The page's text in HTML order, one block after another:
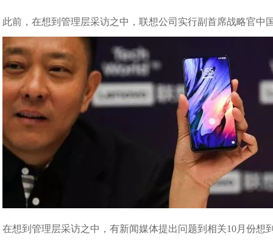
此前，在想到管理层采访之中，联想公司实行副首席战略官中
在想到管理层采访之中，有新闻媒体提出问题到相关10月份